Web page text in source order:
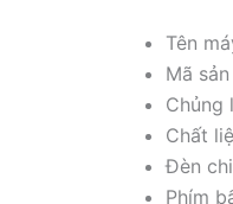
Tên
Mã
Chủng
Chất
Đèn
Phím